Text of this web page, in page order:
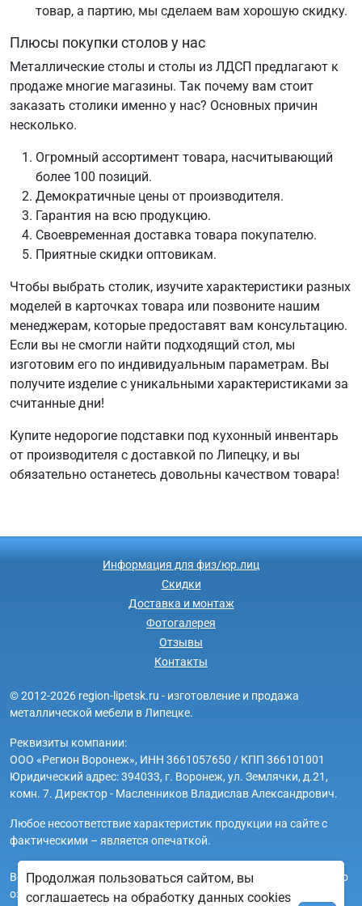
товар, а партию, мы сделаем вам хорошую скидку.
Плюсы покупки столов у нас
Металлические столы и столы из ЛДСП предлагают к
продаже многие магазины. Так почему вам стоит
заказать столики именно у нас? Основных причин
несколько.
Огромный ассортимент товара, насчитывающий
более 100 позиций.
Демократичные цены от производителя.
Гарантия на всю продукцию.
Своевременная доставка товара покупателю.
Приятные скидки оптовикам.
Чтобы выбрать столик, изучите характеристики разных
моделей в карточках товара или позвоните нашим
менеджерам, которые предоставят вам консультацию.
Если вы не смогли найти подходящий стол, мы
изготовим его по индивидуальным параметрам. Вы
получите изделие с уникальными характеристиками за
считанные дни!
Купите недорогие подставки под кухонный инвентарь
от производителя с доставкой по Липецку, и вы
обязательно останетесь довольны качеством товара!
Информация для физ/юр.лиц
Скидки
Доставка и монтаж
Фотогалерея
Отзывы
Контакты
© 2012-2026 region-lipetsk.ru - изготовление и продажа
металлической мебели в Липецке.
Реквизиты компании:
ООО «Регион Воронеж», ИНН 3661057650 / КПП 366101001
Юридический адрес: 394033, г. Воронеж, ул. Землячки, д.21,
комн. 7. Директор - Масленников Владислав Александрович.
Любое несоответствие характеристик продукции на сайте с
фактическими – является опечаткой.
Вся информация на сайте region-lipetsk.ru носит исключительно
ознакомительный и справочный характер и ни при каких
Продолжая пользоваться сайтом, вы
соглашаетесь на обработку данных cookies